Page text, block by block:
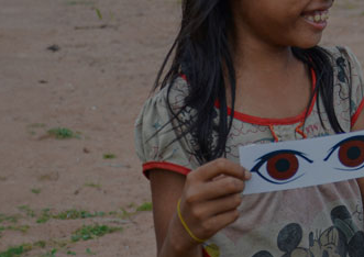
인기 키워드 #정기후원 #